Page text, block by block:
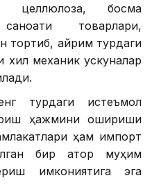
целлюлоза, босма
товарлари,
тортиб, айрим турдаги
хил механик ускуналар
турдаги истеъмол
ҳажмини ошириши
ҳам импорт
бир қатор муҳим
имкониятига эга